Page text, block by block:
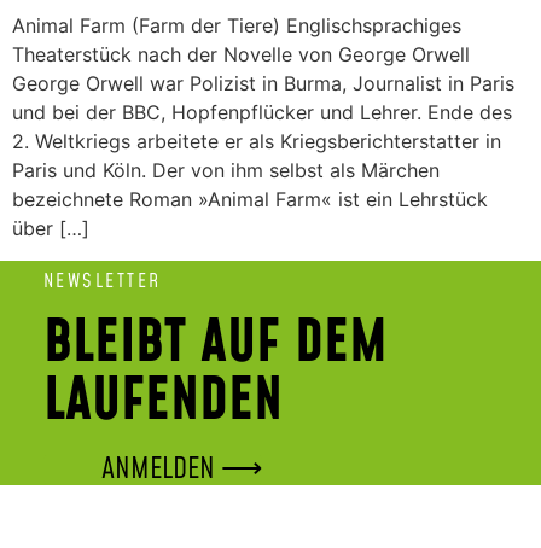
Animal Farm (Farm der Tiere) Englischsprachiges
Theaterstück nach der Novelle von George Orwell
George Orwell war Polizist in Burma, Journalist in Paris
und bei der BBC, Hopfenpflücker und Lehrer. Ende des
2. Weltkriegs arbeitete er als Kriegsberichterstatter in
Paris und Köln. Der von ihm selbst als Märchen
bezeichnete Roman »Animal Farm« ist ein Lehrstück
über […]
NEWSLETTER
BLEIBT AUF DEM
LAUFENDEN
ANMELDEN ⟶